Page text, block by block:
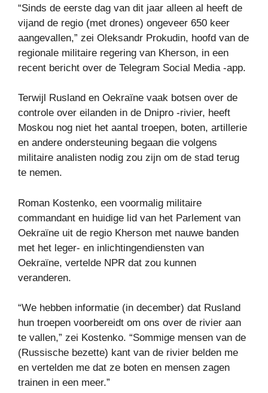
“Sinds de eerste dag van dit jaar alleen al heeft de
vijand de regio (met drones) ongeveer 650 keer
aangevallen,” zei Oleksandr Prokudin, hoofd van de
regionale militaire regering van Kherson, in een
recent bericht over de Telegram Social Media -app.
Terwijl Rusland en Oekraïne vaak botsen over de
controle over eilanden in de Dnipro -rivier, heeft
Moskou nog niet het aantal troepen, boten, artillerie
en andere ondersteuning begaan die volgens
militaire analisten nodig zou zijn om de stad terug
te nemen.
Roman Kostenko, een voormalig militaire
commandant en huidige lid van het Parlement van
Oekraïne uit de regio Kherson met nauwe banden
met het leger- en inlichtingendiensten van
Oekraïne, vertelde NPR dat zou kunnen
veranderen.
“We hebben informatie (in december) dat Rusland
hun troepen voorbereidt om ons over de rivier aan
te vallen,” zei Kostenko. “Sommige mensen van de
(Russische bezette) kant van de rivier belden me
en vertelden me dat ze boten en mensen zagen
trainen in een meer.”